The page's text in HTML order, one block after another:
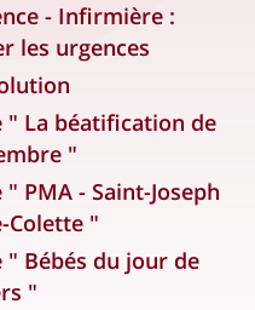
- Infirmière :
les urgences
" La béatification de
"
PMA - Saint-Joseph
Colette "
" Bébés du jour de
"